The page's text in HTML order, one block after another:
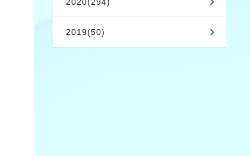
2019(50)